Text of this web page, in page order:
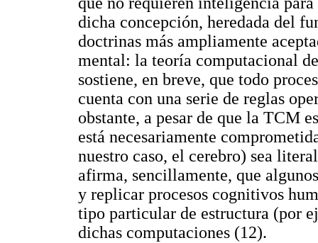
dicha concepción, heredada del
doctrinas más ampliamente
mental: la teoría computacional
sostiene, en breve, que todo
cuenta con una serie de reglas
obstante, a pesar de que la TCM
está necesariamente
nuestro caso, el cerebro) sea
afirma, sencillamente, que
y replicar procesos cognitivos
tipo particular de estructura (por
dichas computaciones (12).